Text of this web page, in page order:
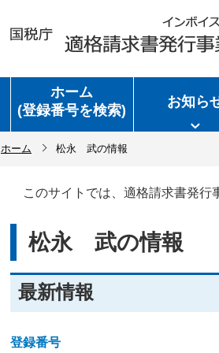
ホーム
(登録番号を検索)
お知ら
ホーム 松永 武の情報
このサイトでは、適格請求書発行
松永 武の情報
最新情報
登録番号